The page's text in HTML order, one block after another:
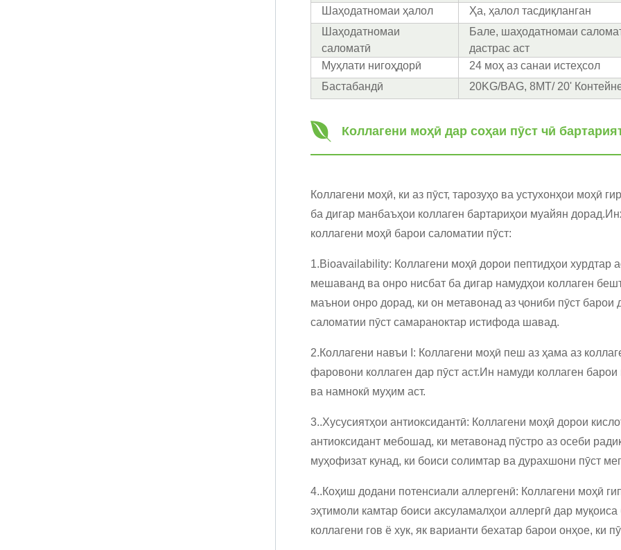
Шаҳодатномаи ҳалол
Ҳа, ҳалол тасдиқланган
Шаҳодатномаи
саломатӣ
Бале, шаҳодатномаи
дастрас аст
Муҳлати нигоҳдорӣ
24 моҳ аз санаи истеҳсол
Бастабандӣ
20KG/BAG, 8MT/ 20'
Коллагени моҳӣ дар соҳаи пӯст чӣ
Коллагени моҳӣ, ки аз пӯст, тарозуҳо ва устухонҳои моҳӣ
ба дигар манбаъҳои коллаген бартариҳои муайян
коллагени моҳӣ барои саломатии пӯст:
1.Bioavailability: Коллагени моҳӣ дорои пептидҳои хурдтар
мешаванд ва онро нисбат ба дигар намудҳои коллаген
маънои онро дорад, ки он метавонад аз ҷониби пӯст барои
саломатии пӯст самараноктар истифода шавад.
2.Коллагени навъи I: Коллагени моҳӣ пеш аз ҳама аз
фаровони коллаген дар пӯст аст.Ин намуди коллаген
ва намнокӣ муҳим аст.
3..Хусусиятҳои антиоксидантӣ: Коллагени моҳӣ дорои
антиоксидант мебошад, ки метавонад пӯстро аз осеби
муҳофизат кунад, ки боиси солимтар ва дурахшони пӯст
4..Коҳиш додани потенсиали аллергенӣ: Коллагени моҳӣ
эҳтимоли камтар боиси аксуламалҳои аллергӣ дар
коллагени гов ё хук, як варианти бехатар барои онҳое, ки